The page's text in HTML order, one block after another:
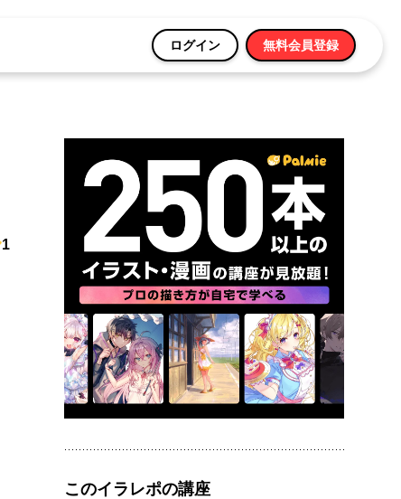
ログイン 無料会員登録
1
このイラレポの講座